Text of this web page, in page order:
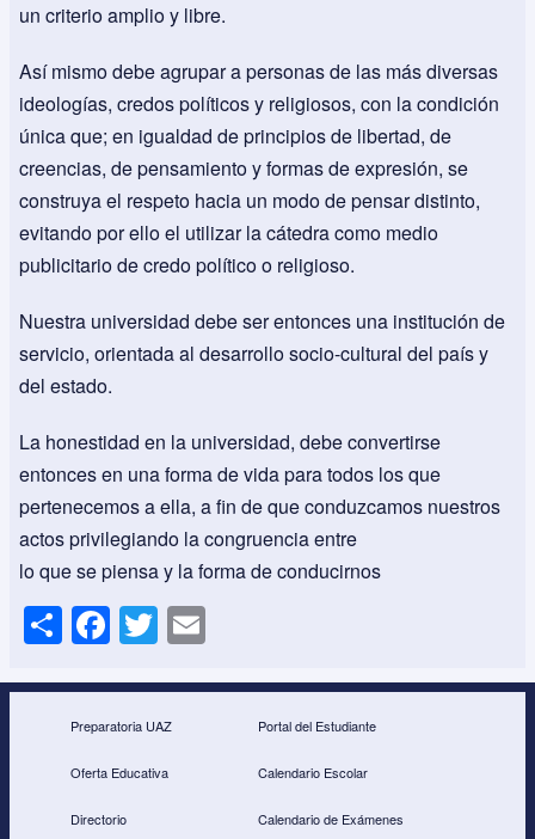
un criterio amplio y libre.
Así mismo debe agrupar a personas de las más diversas
ideologías, credos políticos y religiosos, con la condición
única que; en igualdad de principios de libertad, de
creencias, de pensamiento y formas de expresión, se
construya el respeto hacia un modo de pensar distinto,
evitando por ello el utilizar la cátedra como medio
publicitario de credo político o religioso.
Nuestra universidad debe ser entonces una institución de
servicio, orientada al desarrollo socio-cultural del país y
del estado.
La honestidad en la universidad, debe convertirse
entonces en una forma de vida para todos los que
pertenecemos a ella, a fin de que conduzcamos nuestros
actos privilegiando la congruencia entre
lo que se piensa y la forma de conducirnos
S
h
ar
e
F
a
c
e
b
o
T
wi
tt
er
ail
Preparatoria UAZ
Oferta Educativa
Directorio
Portal del Estudiante
Calendario Escolar
Calendario de Exámenes